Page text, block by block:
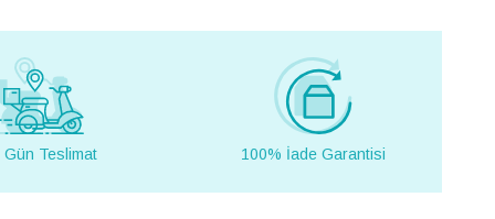
Gün Teslimat 100% İade Garantisi